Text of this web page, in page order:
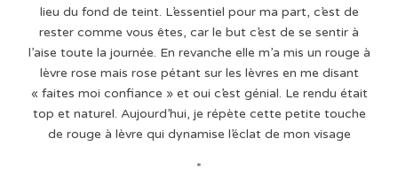
lieu du fond de teint. L’essentiel pour ma part, c’est de
rester comme vous êtes, car le but c’est de se sentir à
l’aise toute la journée. En revanche elle m’a mis un rouge à
lèvre rose mais rose pétant sur les lèvres en me disant
« faites moi confiance » et oui c’est génial. Le rendu était
top et naturel. Aujourd’hui, je répète cette petite touche
de rouge à lèvre qui dynamise l’éclat de mon visage
*